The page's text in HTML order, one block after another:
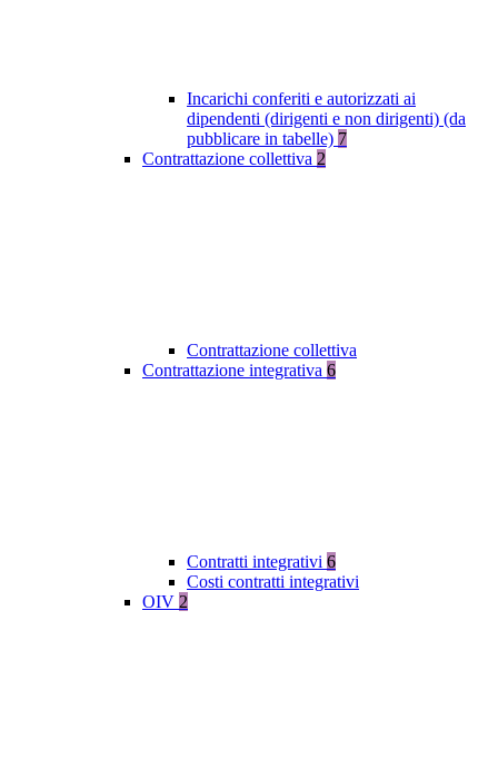
Incarichi conferiti e autorizzati ai
dipendenti (dirigenti e non dirigenti) (da
pubblicare in tabelle) 7
Contrattazione collettiva 2
Contrattazione collettiva
Contrattazione integrativa 6
Contratti integrativi 6
Costi contratti integrativi
OIV 2